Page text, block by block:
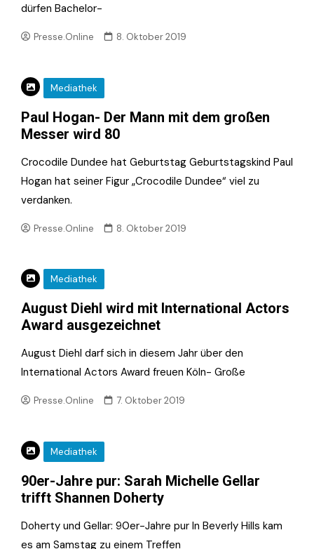
dürfen Bachelor-
Presse.Online 8. Oktober 2019
Mediathek
Paul Hogan- Der Mann mit dem großen
Messer wird 80
Crocodile Dundee hat Geburtstag Geburtstagskind Paul
Hogan hat seiner Figur „Crocodile Dundee“ viel zu
verdanken.
Presse.Online 8. Oktober 2019
Mediathek
August Diehl wird mit International Actors
Award ausgezeichnet
August Diehl darf sich in diesem Jahr über den
International Actors Award freuen Köln- Große
Presse.Online 7. Oktober 2019
Mediathek
90er-Jahre pur: Sarah Michelle Gellar
trifft Shannen Doherty
Doherty und Gellar: 90er-Jahre pur In Beverly Hills kam
es am Samstag zu einem Treffen